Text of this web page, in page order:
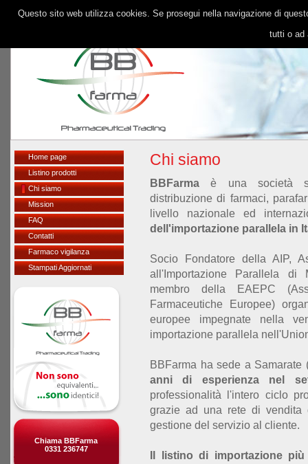
Home page
Listino prodotti
Chi siamo
Mission
FAQ
Contatti
Farmaco vigilanza
Stampati Aggiornati
Chiama BBFarma
0331 236747
Chi siamo
BBFarma è una società
distribuzione di farmaci,
livello nazionale ed
dell'importazione parallela in
Socio Fondatore della AIP,
all'Importazione Parallela
membro della EAEPC
Farmaceutiche Europee)
europee impegnate nella
importazione parallela
BBFarma ha sede a
anni di esperienza nel
professionalità l'intero ciclo
grazie ad una rete di
gestione del servizio al cliente.
Il listino di importazione
Questo sito web utilizza cookies. Se prosegui nella navigazione di
tutti o ad